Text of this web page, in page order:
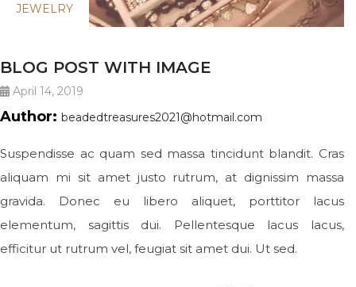
JEWELRY
BLOG POST WITH IMAGE
April 14, 2019
Author: beadedtreasures2021@hotmail.com
Suspendisse ac quam sed massa tincidunt blandit. Cras
aliquam mi sit amet justo rutrum, at dignissim massa
gravida. Donec eu libero aliquet, porttitor lacus
elementum, sagittis dui. Pellentesque lacus lacus,
efficitur ut rutrum vel, feugiat sit amet dui. Ut sed.